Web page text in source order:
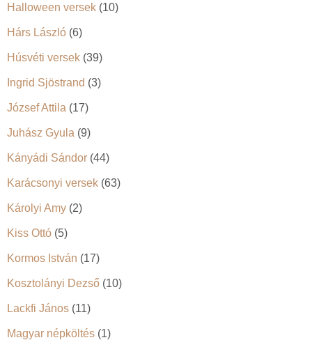
Halloween versek (10)
Hárs László (6)
Húsvéti versek (39)
Ingrid Sjöstrand (3)
József Attila (17)
Juhász Gyula (9)
Kányádi Sándor (44)
Karácsonyi versek (63)
Károlyi Amy (2)
Kiss Ottó (5)
Kormos István (17)
Kosztolányi Dezső (10)
Lackfi János (11)
Magyar népköltés (1)